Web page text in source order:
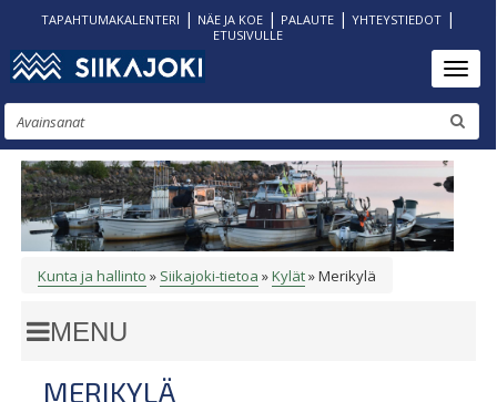
Hyppää
pääsisältöön
TAPAHTUMAKALENTERI | NÄE JA KOE| PALAUTE| YHTEYSTIEDOT|
ETUSIVULLE
Etsi
MURUPOLKU
Kunta ja hallinto Siikajoki-tietoa Kylät Merikylä
MERIKYLÄ